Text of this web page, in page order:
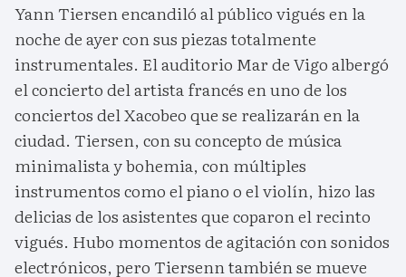
Yann Tiersen encandiló al público vigués en la
noche de ayer con sus piezas totalmente
instrumentales. El auditorio Mar de Vigo albergó
el concierto del artista francés en uno de los
conciertos del Xacobeo que se realizarán en la
ciudad. Tiersen, con su concepto de música
minimalista y bohemia, con múltiples
instrumentos como el piano o el violín, hizo las
delicias de los asistentes que coparon el recinto
vigués. Hubo momentos de agitación con sonidos
electrónicos, pero Tiersenn también se mueve